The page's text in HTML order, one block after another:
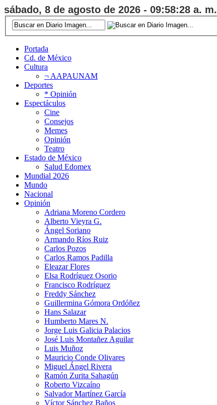
sábado, 8 de agosto de 2026 - 09:58:28 a. m.
Portada
Cd. de México
Cultura
¬ AAPAUNAM
Deportes
* Opinión
Espectáculos
Cine
Consejos
Memes
Opinión
Teatro
Estado de México
Salud Edomex
Mundial 2026
Mundo
Nacional
Opinión
Adriana Moreno Cordero
Alberto Vieyra G.
Ángel Soriano
Armando Ríos Ruiz
Carlos Pozos
Carlos Ramos Padilla
Eleazar Flores
Elsa Rodríguez Osorio
Francisco Rodríguez
Freddy Sánchez
Guillermina Gómora Ordóñez
Hans Salazar
Humberto Mares N.
Jorge Luis Galicia Palacios
José Luis Montañez Aguilar
Luis Muñoz
Mauricio Conde Olivares
Miguel Ángel Rivera
Ramón Zurita Sahagún
Roberto Vizcaíno
Salvador Martínez García
Víctor Sánchez Baños